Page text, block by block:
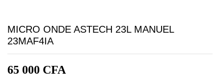
MICRO ONDE ASTECH 23L MANUEL
23MAF4IA
65 000 CFA